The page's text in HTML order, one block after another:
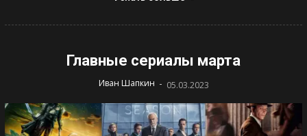
Главные сериалы марта
Иван Шапкин - 05.03.2023